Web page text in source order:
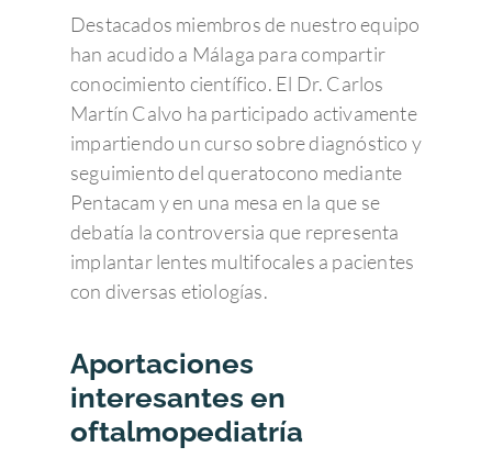
Destacados miembros de nuestro equipo
han acudido a Málaga para compartir
conocimiento científico. El Dr. Carlos
Martín Calvo ha participado activamente
impartiendo un curso sobre diagnóstico y
seguimiento del queratocono mediante
Pentacam y en una mesa en la que se
debatía la controversia que representa
implantar lentes multifocales a pacientes
con diversas etiologías.
Aportaciones
interesantes en
oftalmopediatría